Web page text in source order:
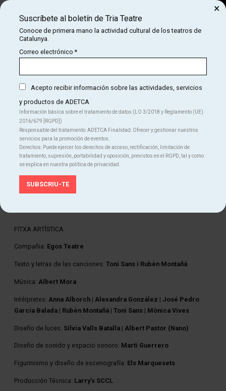
Buscar
CARTELERA
BABY BOOM, EL MUSICAL DEL DESTAPE
Comedia musical
Del JU 16.03.23 al DO 02.04.23
Teatre Gaudí Barcelona
Duración:105 min.
FITXA ARTÍSTICA
Compañia: Egos Teatre
Texto y letras de las canciones: Toni Sans i Rubèn Montañá
Música: Albert Mora
Intérpretes: Anna Alborch | Alexandra González | José Pedro
García Balada | Rubèn Montañá | Toni Sans | Mònica Vives
Diseño de luces: Sílvia Valls Batalla | Albert Pastor (Nano)
Diseño de sonido y espacio sonoro: Martí Guerrero
Figurinismo y diseño de escenografía: Els Marquesets
Producción Técnica: Larry’s SCCL
Suscríbete al boletín de Tria Teatre
Conoce de primera mano la actividad cultural de los teatros de
Catalunya.
Correo electrónico*
Acepto recibir información sobre las actividades, servicios
y productos de ADETCA
Información básica sobre el tratamiento de datos (LO 3/2018 y Reglamento (UE)
2016/679 ]RGPD])
Responsable del tratamiento: ADETCA Finalidad: Ofrecer y gestionar nuestros
servicios para la promoción de eventos.
Derechos: Puede ejercer los derechos de acceso, rectificación, limitación de
tratamiento, supresión, portabilidad y oposición, previstos en el RGPD, tal y como
se explica en nuestra política de privacidad.
×